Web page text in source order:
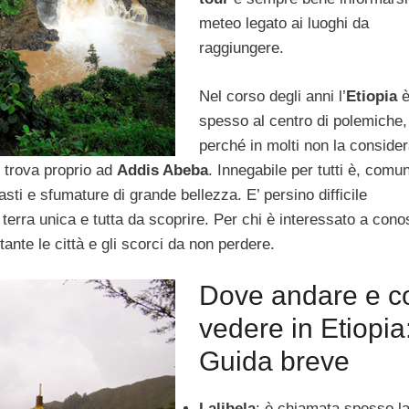
meteo legato ai luoghi da
raggiungere.
Nel corso degli anni l’Etiopiaè
spesso al centro di polemiche,
perché in molti non la
proprio ad Addis Abeba. Innegabile per tutti è,
e sfumature di grande bellezza. E’ persino difficile
unica e tutta da scoprire. Per chi è interessato a
le città e gli scorci da non perdere.
Dove andare e
vedere in
Guida breve